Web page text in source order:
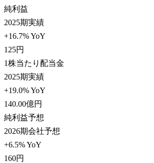
純利益
2025期実績
+16.7% YoY
125円
1株当たり配当金
2025期実績
+19.0% YoY
140.00億円
純利益予想
2026期会社予想
+6.5% YoY
160円